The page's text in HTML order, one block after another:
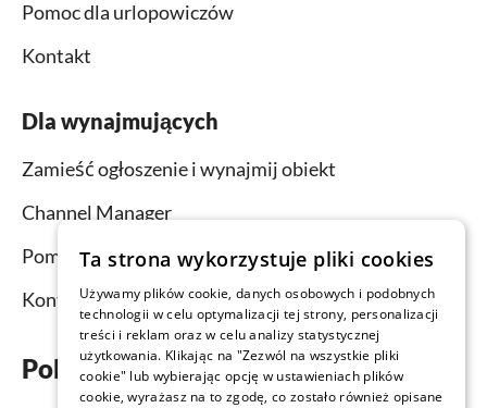
Pomoc dla urlopowiczów
Kontakt
Dla wynajmujących
Zamieść ogłoszenie i wynajmij obiekt
Channel Manager
Pomoc dla wynajmujących
Kontakt
Pobierz aplikację już teraz
Ta strona wykorzystuje pliki cookies
Używamy plików cookie, danych osobowych i podobnych
technologii w celu optymalizacji tej strony, personalizacji
treści i reklam oraz w celu analizy statystycznej
użytkowania. Klikając na "Zezwól na wszystkie pliki
cookie" lub wybierając opcję w ustawieniach plików
cookie, wyrażasz na to zgodę, co zostało również opisane